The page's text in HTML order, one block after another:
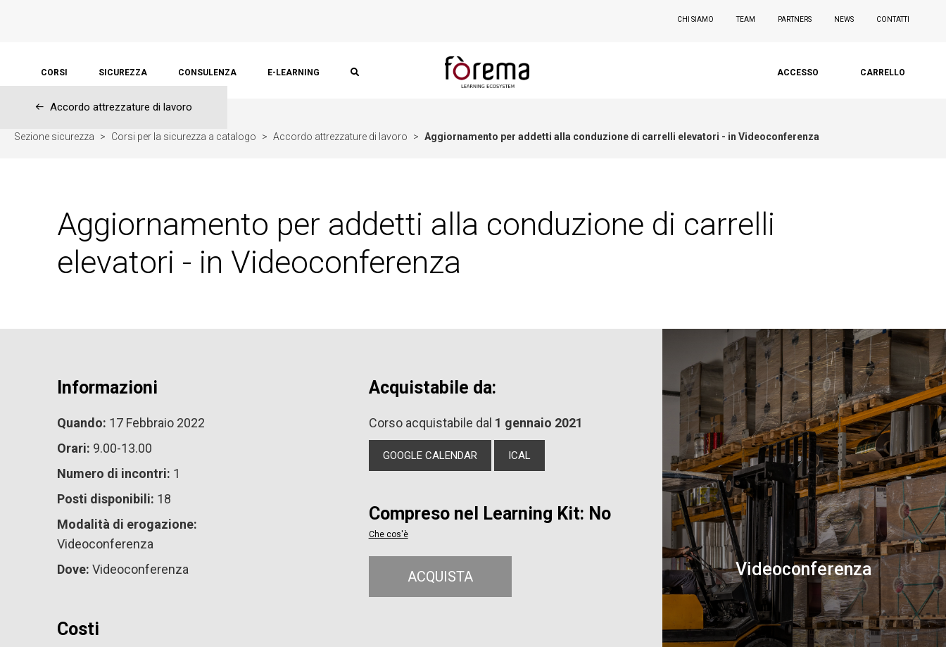
CONTATTI
NEWS
PARTNERS
TEAM
CHI SIAMO
E-LEARNING
CONSULENZA
SICUREZZA
CORSI CARRELLO
ACCESSO
← Accordo attrezzature di lavoro
Sezione sicurezza > Corsi per la sicurezza a catalogo > Accordo attrezzature di lavoro > Aggiornamento per addetti alla conduzione di carrelli elevatori - in Videoconferenza
Aggiornamento per addetti alla conduzione di carrelli
elevatori - in Videoconferenza
Informazioni
Quando: 17 Febbraio 2022
Orari: 9.00-13.00
Numero di incontri: 1
Posti disponibili: 18
Modalità di erogazione:
Videoconferenza
Dove: Videoconferenza
Costi
Acquistabile da:
Corso acquistabile dal 1 gennaio 2021
GOOGLE CALENDAR ICAL
Compreso nel Learning Kit: No
Che cos'è
ACQUISTA Videoconferenza